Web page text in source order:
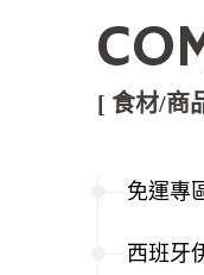
[ 食材/商
免運專
西班牙